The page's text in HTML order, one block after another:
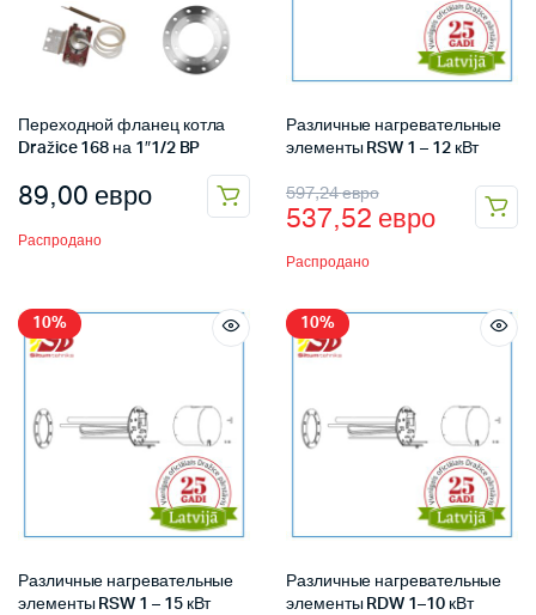
Переходной фланец котла
Dražice 168 на 1″1/2 BP
89,00 евро
Распродано
Различные нагревательные
элементы RSW 1 – 12 кВт
597,24евро
537,52 евро
Распродано
10%
Различные нагревательные
элементы RSW 1 – 15 кВт
10%
Различные нагревательные
элементы RDW 1–10 кВт